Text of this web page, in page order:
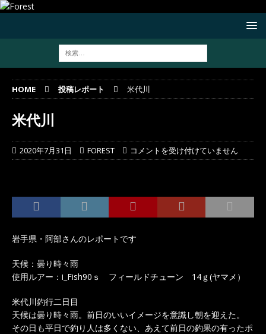
HOME 投稿レポート 米代川
米代川
2020年7月31日 FOREST コメントを受け付けていません
岩手県・阿部さんのレポートです
天候：曇り時々雨
使用ルアー：i_Fish90ｓ フィールドチューン 14ｇ(ヤマメ）
米代川釣行二日目
天候は曇り時々雨。前日のいいイメージを意識し朝を迎えた。
その日も平日で釣り人は多くない、あえて前日の釣果の有ったポ